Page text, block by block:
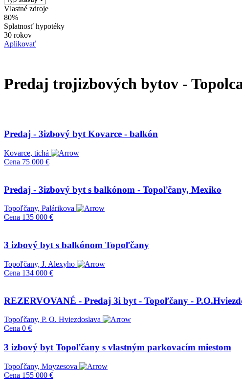
Vlastné zdroje
80%
Splatnosť hypotéky
30 rokov
Aplikovať
Predaj trojizbových bytov -
Predaj - 3izbový byt Kovarce - balkón
Kovarce, tichá
Cena 75 000 €
Predaj - 3izbový byt s balkónom - Topoľčany, Mexiko
Topoľčany, Palárikova
Cena 135 000 €
3 izbový byt s balkónom Topoľčany
Topoľčany, J. Alexyho
Cena 134 000 €
REZERVOVANÉ - Predaj 3i byt - Topoľčany -
Topoľčany, P. O. Hviezdoslava
Cena 0 €
3 izbový byt Topoľčany s vlastným parkovacím miestom
Topoľčany, Moyzesova
Cena 155 000 €